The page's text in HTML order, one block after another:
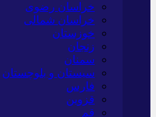
خراسان رضوی
خراسان شمالی
خوزستان
زنجان
سمنان
سیستان و بلوچستان
فارس
قزوین
قم